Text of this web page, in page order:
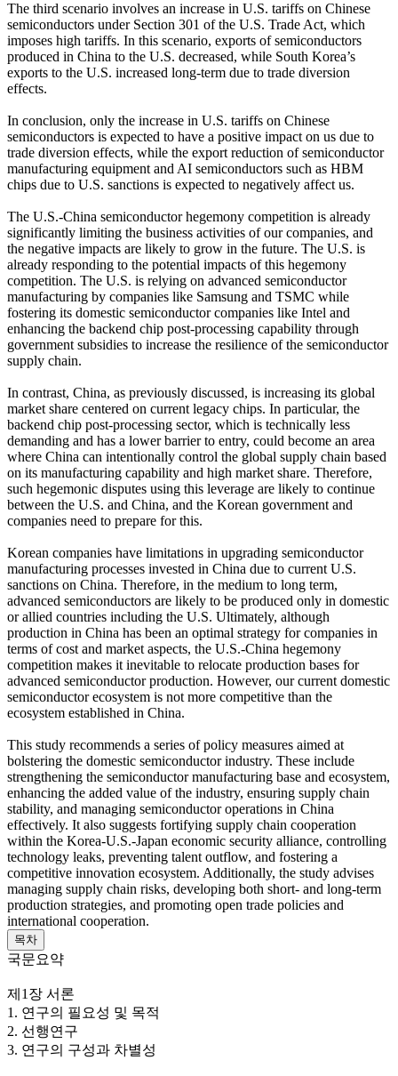
The third scenario involves an increase in U.S. tariffs on Chinese
semiconductors under Section 301 of the U.S. Trade Act, which
imposes high tariffs. In this scenario, exports of semiconductors
produced in China to the U.S. decreased, while South Korea’s
exports to the U.S. increased long-term due to trade diversion
effects.
In conclusion, only the increase in U.S. tariffs on Chinese
semiconductors is expected to have a positive impact on us due to
trade diversion effects, while the export reduction of semiconductor
manufacturing equipment and AI semiconductors such as HBM
chips due to U.S. sanctions is expected to negatively affect us.
The U.S.-China semiconductor hegemony competition is already
significantly limiting the business activities of our companies, and
the negative impacts are likely to grow in the future. The U.S. is
already responding to the potential impacts of this hegemony
competition. The U.S. is relying on advanced semiconductor
manufacturing by companies like Samsung and TSMC while
fostering its domestic semiconductor companies like Intel and
enhancing the backend chip post-processing capability through
government subsidies to increase the resilience of the semiconductor
supply chain.
In contrast, China, as previously discussed, is increasing its global
market share centered on current legacy chips. In particular, the
backend chip post-processing sector, which is technically less
demanding and has a lower barrier to entry, could become an area
where China can intentionally control the global supply chain based
on its manufacturing capability and high market share. Therefore,
such hegemonic disputes using this leverage are likely to continue
between the U.S. and China, and the Korean government and
companies need to prepare for this.
Korean companies have limitations in upgrading semiconductor
manufacturing processes invested in China due to current U.S.
sanctions on China. Therefore, in the medium to long term,
advanced semiconductors are likely to be produced only in domestic
or allied countries including the U.S. Ultimately, although
production in China has been an optimal strategy for companies in
terms of cost and market aspects, the U.S.-China hegemony
competition makes it inevitable to relocate production bases for
advanced semiconductor production. However, our current domestic
semiconductor ecosystem is not more competitive than the
ecosystem established in China.
This study recommends a series of policy measures aimed at
bolstering the domestic semiconductor industry. These include
strengthening the semiconductor manufacturing base and ecosystem,
enhancing the added value of the industry, ensuring supply chain
stability, and managing semiconductor operations in China
effectively. It also suggests fortifying supply chain cooperation
within the Korea-U.S.-Japan economic security alliance, controlling
technology leaks, preventing talent outflow, and fostering a
competitive innovation ecosystem. Additionally, the study advises
managing supply chain risks, developing both short- and long-term
production strategies, and promoting open trade policies and
international cooperation.
목차
국문요약
제1장 서론
1. 연구의 필요성 및 목적
2. 선행연구
3. 연구의 구성과 차별성